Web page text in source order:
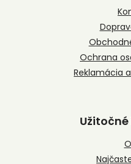
Ochrana
Reklamácia